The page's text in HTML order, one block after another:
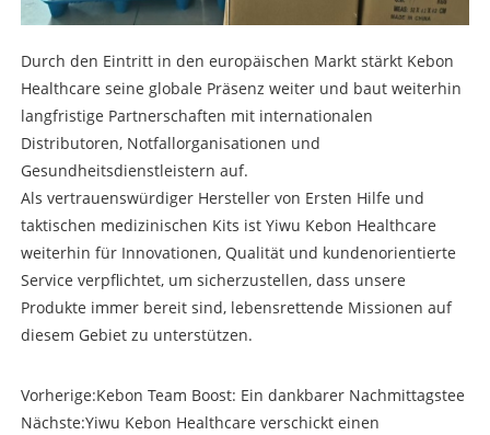
Durch den Eintritt in den europäischen Markt stärkt Kebon
Healthcare seine globale Präsenz weiter und baut weiterhin
langfristige Partnerschaften mit internationalen
Distributoren, Notfallorganisationen und
Gesundheitsdienstleistern auf.
Als vertrauenswürdiger Hersteller von Ersten Hilfe und
taktischen medizinischen Kits ist Yiwu Kebon Healthcare
weiterhin für Innovationen, Qualität und kundenorientierte
Service verpflichtet, um sicherzustellen, dass unsere
Produkte immer bereit sind, lebensrettende Missionen auf
diesem Gebiet zu unterstützen.
Vorherige:Kebon Team Boost: Ein dankbarer Nachmittagstee
Nächste:Yiwu Kebon Healthcare verschickt einen